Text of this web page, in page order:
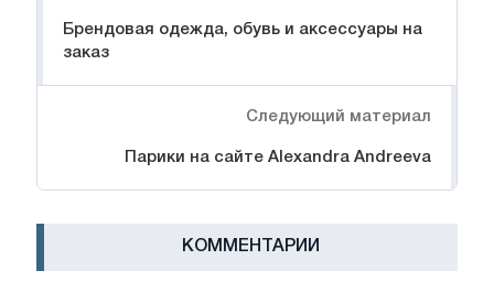
Брендовая одежда, обувь и аксессуары на
заказ
Следующий материал
Парики на сайте Alexandra Andreeva
КОММЕНТАРИИ